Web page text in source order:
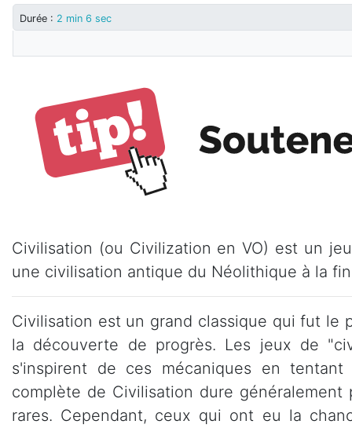
Durée : 2 min 6 sec
Civilisation (ou Civilization en VO) est un
une civilisation antique du Néolithique à la
Civilisation est un grand classique qui fut le
la découverte de progrès. Les jeux de
s'inspirent de ces mécaniques en
complète de Civilisation dure
rares. Cependant, ceux qui ont eu la